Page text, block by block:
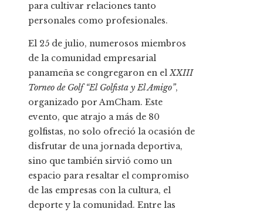
para cultivar relaciones tanto
personales como profesionales.
El 25 de julio, numerosos miembros
de la comunidad empresarial
panameña se congregaron en elXXIII
Torneo de Golf “El Golfista y El Amigo”,
organizado por AmCham. Este
evento, que atrajo a más de 80
golfistas, no solo ofreció la ocasión de
disfrutar de una jornada deportiva,
sino que también sirvió como un
espacio para resaltar el compromiso
de las empresas con la cultura, el
deporte y la comunidad. Entre las